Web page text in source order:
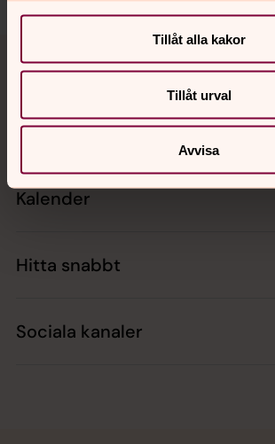
Tillåt alla kakor
Tillåt urval
Avvisa
Kontakt
Kalender
Hitta snabbt
Sociala kanaler